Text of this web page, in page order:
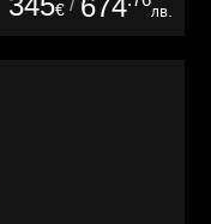
€ 674 лв.